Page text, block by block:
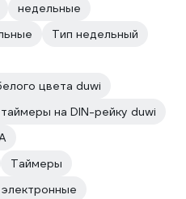
недельные
Тип недельный
цвета duwi
на DIN-рейку duwi
Таймеры